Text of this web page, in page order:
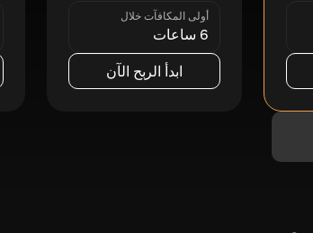
أولى المكافآت خلال
6 ساعات
ابدأ الربح الآن